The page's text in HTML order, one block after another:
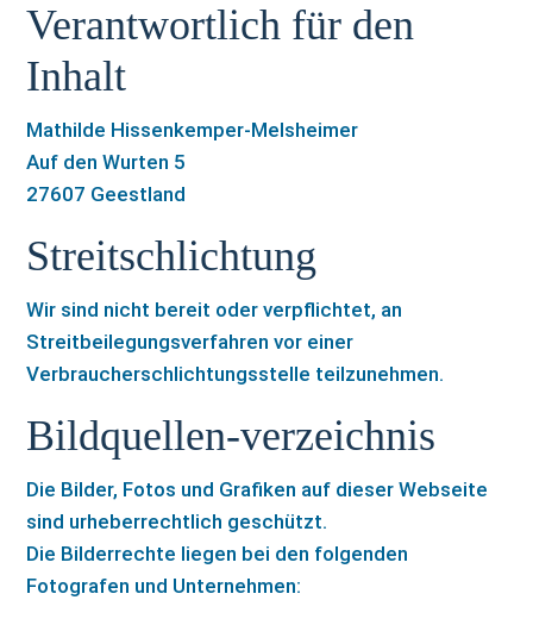
Verantwortlich für den
Inhalt
Mathilde Hissenkemper-Melsheimer
Auf den Wurten 5
27607 Geestland
Streitschlichtung
Wir sind nicht bereit oder verpflichtet, an
Streitbeilegungsverfahren vor einer
Verbraucherschlichtungsstelle teilzunehmen.
Bildquellen-verzeichnis
Die Bilder, Fotos und Grafiken auf dieser Webseite
sind urheberrechtlich geschützt.
Die Bilderrechte liegen bei den folgenden
Fotografen und Unternehmen: